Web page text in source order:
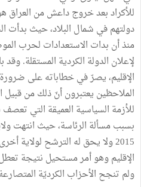
للأكرادبعدخروجداعشمن العراق
دولتهمفي شمال البلاد،حيث بدأت
منذأن بدات الاستعدادات لحرب
لإعلان الدولة الكردية المستقلة.وقد
الإقليم،يصرّفيخطاباتهعلى ضرورة
الملاحظين يعتبرونأنّذلكمنقبيل
للأزمة السياسية العميقة التي تعصف
بسببمسألة الرئاسة،حيث انتهت
2015ولايحق له الترشح لولايةأخرى
الإقليموهوأمرمستحيل نتيجة
ولم تنجح الأحزاب الكرديّة